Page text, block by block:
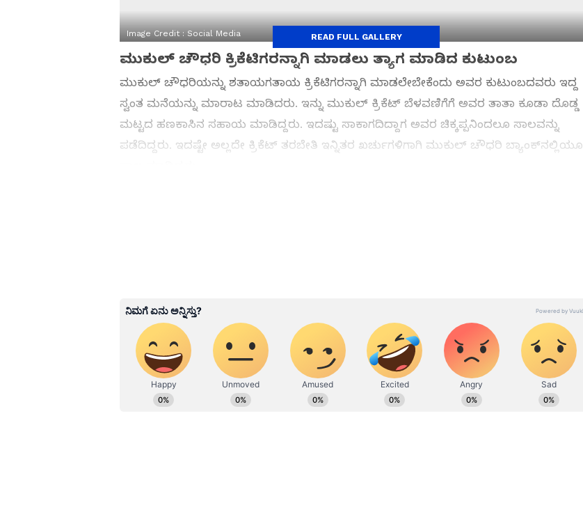
Image Credit : Social Media
ಮುಕುಲ್ ಚೌಧರಿ ಕ್ರಿಕೆಟಿಗರನ್ನಾಗಿ ಮಾಡಲು ತ್ಯಾಗ ಮಾಡಿದ ಕುಟುಂಬ
ಮುಕುಲ್ ಚೌಧರಿಯನ್ನು ಶತಾಯಗತಾಯ ಕ್ರಿಕೆಟಿಗರನ್ನಾಗಿ ಮಾಡಲೇಬೇಕೆಂದು ಅವರ ಕುಟುಂಬದವರು ಇದ್ದ
ಸ್ವಂತ ಮನೆಯನ್ನು ಮಾರಾಟ ಮಾಡಿದರು. ಇನ್ನು ಮುಕುಲ್ ಕ್ರಿಕೆಟ್ ಬೆಳವಣಿಗೆಗೆ ಅವರ ತಾತಾ ಕೂಡಾ ದೊಡ್ಡ
ಮಟ್ಟದ ಹಣಕಾಸಿನ ಸಹಾಯ ಮಾಡಿದ್ದರು. ಇದಷ್ಟು ಸಾಕಾಗದಿದ್ದಾಗ ಅವರ ಚಿಕ್ಕಪ್ಪನಿಂದಲೂ ಸಾಲವನ್ನು
ಪಡೆದಿದ್ದರು. ಇದಷ್ಟೇ ಅಲ್ಲದೇ ಕ್ರಿಕೆಟ್ ತರಬೇತಿ ಇನ್ನಿತರ ಖರ್ಚುಗಳಿಗಾಗಿ ಮುಕುಲ್ ಚೌಧರಿ ಬ್ಯಾಂಕ್‌ನಲ್ಲಿಯೂ
READ FULL GALLERY